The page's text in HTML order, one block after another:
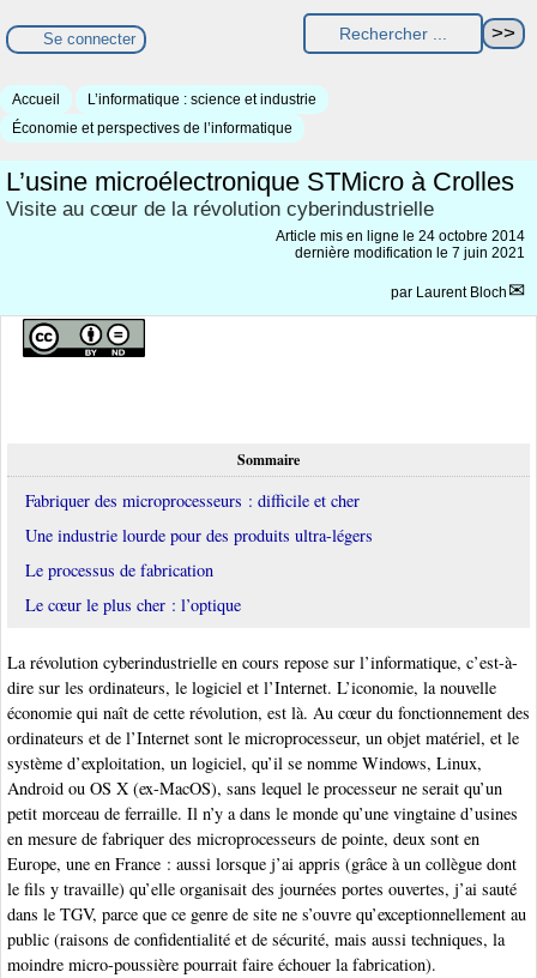
Se connecter
Accueil
L’informatique : science et industrie
Économie et perspectives de l’informatique
L’usine microélectronique STMicro à Crolles
Visite au cœur de la révolution cyberindustrielle
Article mis en ligne le 24 octobre 2014
dernière modification le 7 juin 2021
par Laurent Bloch
Sommaire
Fabriquer des microprocesseurs : difficile et cher
Une industrie lourde pour des produits ultra-légers
Le processus de fabrication
Le cœur le plus cher : l’optique
La révolution cyberindustrielle en cours repose sur l’informatique, c’est-à-
dire sur les ordinateurs, le logiciel et l’Internet. L’iconomie, la nouvelle
économie qui naît de cette révolution, est là. Au cœur du fonctionnement des
ordinateurs et de l’Internet sont le microprocesseur, un objet matériel, et le
système d’exploitation, un logiciel, qu’il se nomme Windows, Linux,
Android ou OS X (ex-MacOS), sans lequel le processeur ne serait qu’un
petit morceau de ferraille. Il n’y a dans le monde qu’une vingtaine d’usines
en mesure de fabriquer des microprocesseurs de pointe, deux sont en
Europe, une en France : aussi lorsque j’ai appris (grâce à un collègue dont
le fils y travaille) qu’elle organisait des journées portes ouvertes, j’ai sauté
dans le TGV, parce que ce genre de site ne s’ouvre qu’exceptionnellement au
public (raisons de confidentialité et de sécurité, mais aussi techniques, la
moindre micro-poussière pourrait faire échouer la fabrication).